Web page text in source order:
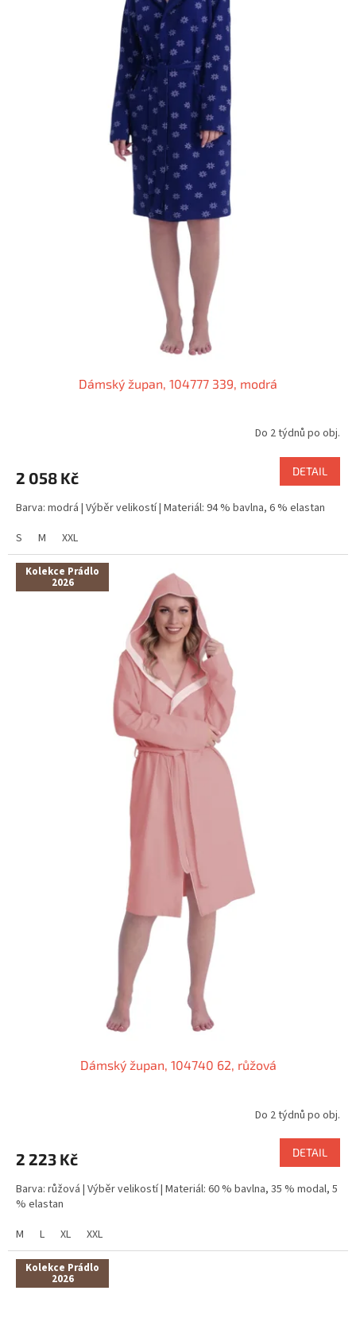
Dámský župan, 104777 339, modrá
Do 2 týdnů po obj.
2 058 Kč DETAIL
Barva: modrá | Výběr velikostí | Materiál: 94 % bavlna, 6 % elastan
S
M XXL
Kolekce Prádlo
2026
Dámský župan, 104740 62, růžová
Do 2 týdnů po obj.
2 223 Kč DETAIL
Barva: růžová | Výběr velikostí | Materiál: 60 % bavlna, 35 % modal, 5
% elastan
M
L XL XXL
Kolekce Prádlo
2026